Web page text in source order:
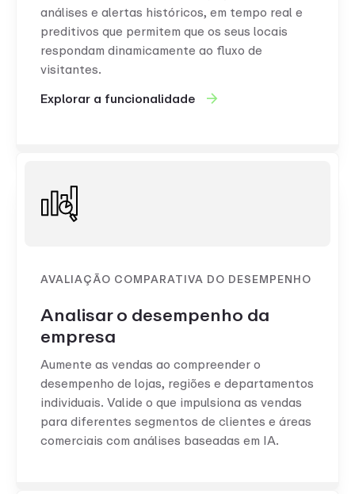
análises e alertas históricos, em tempo real e
preditivos que permitem que os seus locais
respondam dinamicamente ao fluxo de
visitantes.
Explorar a funcionalidade
AVALIAÇÃO COMPARATIVA DO DESEMPENHO
Analisar o desempenho da
empresa
Aumente as vendas ao compreender o
desempenho de lojas, regiões e departamentos
individuais. Valide o que impulsiona as vendas
para diferentes segmentos de clientes e áreas
comerciais com análises baseadas em IA.